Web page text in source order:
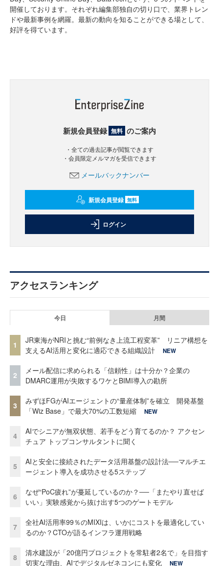
開催しております。それぞれ編集部独自の切り口で、業界トレン
ドや最新事例を網羅。最新の動向を知ることができる場として、
好評を得ています。
新規会員登録 無料 のご案内
・全ての過去記事が閲覧できます
・会員限定メルマガを受信できます
メールバックナンバー
新規会員登録 無料
ログイン
アクセスランキング
今日 月間
1
JR東海がNRIと挑む“前例なき上流工程変革” リニア構想を
支えるAI活用と変化に適応できる組織設計
NEW
2
メール配信に求められる「信頼性」は十分か？企業の
DMARC運用が失敗するワケとBIMI導入の勘所
3
みずほFGがAIエージェントの“量産体制”を確立 開発基盤
「Wiz Base」で最大70%の工数短縮
NEW
4
AIでシニアが無双状態、若手をどう育てるのか？ アクセン
チュア トップコンサルタントに聞く
5
AIと安全に接続されたデータ活用基盤の設計法──マルチエ
ージェント導入を成功させる5ステップ
6
なぜ“PoC疲れ”が蔓延しているのか？──「またやり直せば
いい」実験感覚から抜け出す5つのゲートモデル
7
全社AI活用率99％のMIXIは、いかにコストを最適化してい
るのか？CTOが語るインフラ運用戦略
8
清水建設が「20億円プロジェクトを常駐者2名で」を目指す
切実な理由、AIでデジタルゼネコンにも変化
NEW